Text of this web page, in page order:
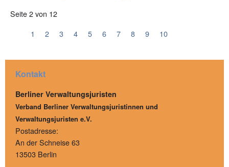
Kontakt
Berliner Verwaltungsjuristen
Verband Berliner Verwaltungsjuristinnen und
Verwaltungsjuristen e.V.
Postadresse:
An der Schneise 63
13503 Berlin
Seite 2 von 12
1
2 3 4 5 6 7 8 9 10